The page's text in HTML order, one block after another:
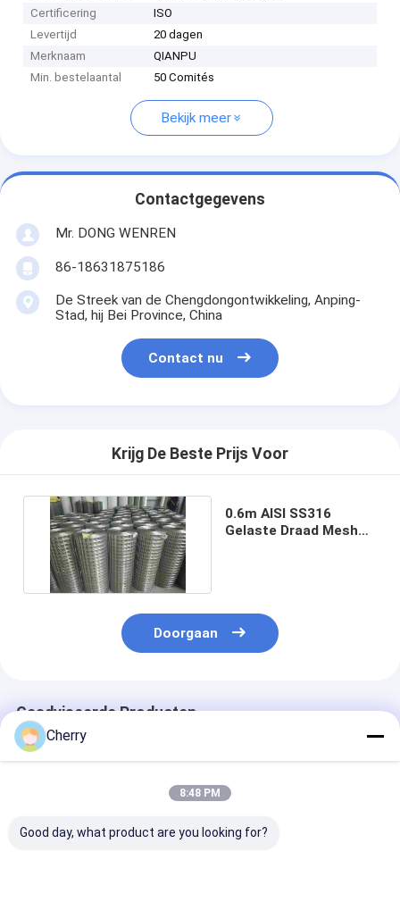
Certificering
ISO
Levertijd
20 dagen
Merknaam
QIANPU
Min. bestelaantal
50 Comités
Bekijk meer
Contactgegevens
Mr. DONG WENREN
86-18631875186
De Streek van de Chengdongontwikkeling, Anping-
Stad, hij Bei Province, China
Contact nu
Krijg De Beste Prijs Voor
0.6m AISI SS316
Gelaste Draad Mesh
Doorgaan
Geadviseerde Producten
Cherry
8:48 PM
Good day, what product are you looking for?